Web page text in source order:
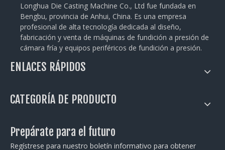
Longhua Die Casting Machine Co., Ltd fue fundada en
Bengbu, provincia de Anhui, China. Es una empresa
profesional de alta tecnología dedicada al diseño,
fabricación y venta de máquinas de fundición a presión de
cámara fría y equipos periféricos de fundición a presión.
ENLACES RÁPIDOS
CATEGORÍA DE PRODUCTO
Prepárate para el futuro
Regístrese para nuestro boletín informativo para obtener